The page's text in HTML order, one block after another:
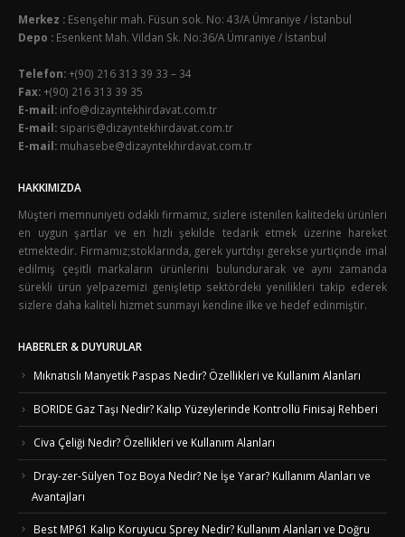
Merkez : Esenşehir mah. Füsun sok. No: 43/A Ümraniye / İstanbul
Depo : Esenkent Mah. Vildan Sk. No:36/A Ümraniye / İstanbul
Telefon:+(90) 216 313 39 33 – 34
Fax:+(90) 216 313 39 35
E-mail: info@dizayntekhirdavat.com.tr
E-mail: siparis@dizayntekhirdavat.com.tr
E-mail: muhasebe@dizayntekhirdavat.com.tr
HAKKIMIZDA
Müşteri memnuniyeti odaklı firmamız, sizlere istenilen kalitedeki ürünleri
en uygun şartlar ve en hızlı şekilde tedarik etmek üzerine hareket
etmektedir. Firmamız;stoklarında, gerek yurtdışı gerekse yurtiçinde imal
edilmiş çeşitli markaların ürünlerini bulundurarak ve aynı zamanda
sürekli ürün yelpazemizi genişletip sektördeki yenilikleri takip ederek
sizlere daha kaliteli hizmet sunmayı kendine ilke ve hedef edinmiştir.
HABERLER & DUYURULAR
Mıknatıslı Manyetik Paspas Nedir? Özellikleri ve Kullanım Alanları
BORIDE Gaz Taşı Nedir? Kalıp Yüzeylerinde Kontrollü Finisaj Rehberi
Civa Çeliği Nedir? Özellikleri ve Kullanım Alanları
Dray-zer-Sülyen Toz Boya Nedir? Ne İşe Yarar? Kullanım Alanları ve
Avantajları
Best MP61 Kalıp Koruyucu Sprey Nedir? Kullanım Alanları ve Doğru